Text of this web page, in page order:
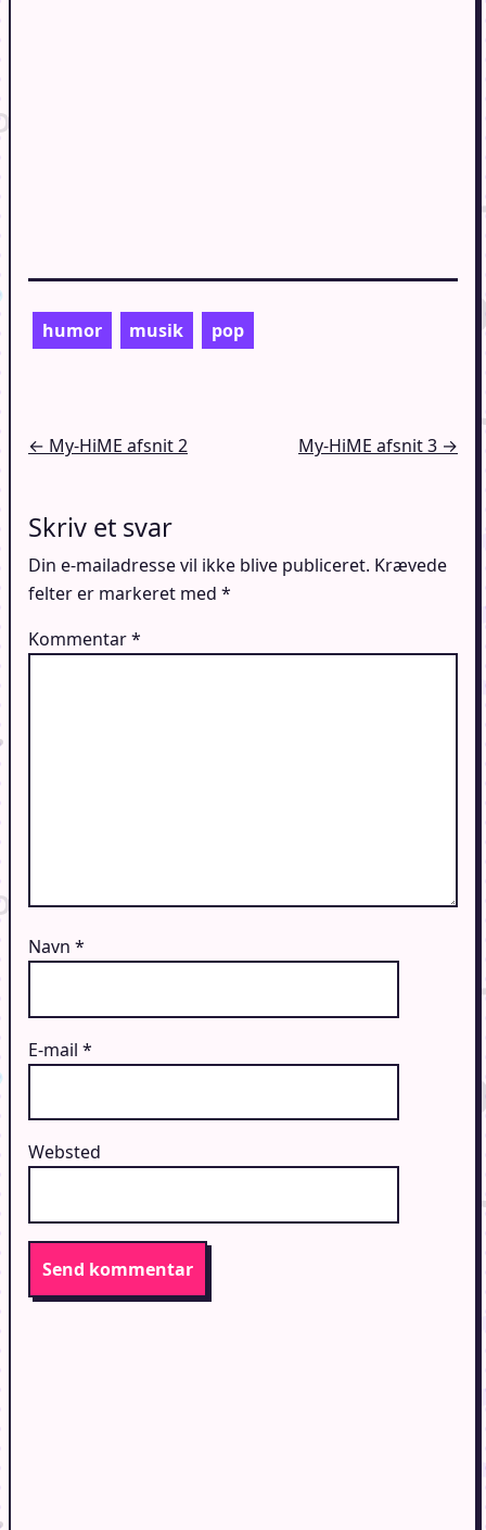
humor musik pop
Indlægsnavigation
← My-HiME afsnit 2 My-HiME afsnit 3 →
Skriv et svar
Din e-mailadresse vil ikke blive publiceret. Krævede
felter er markeret med *
Kommentar*
Navn *
E-mail *
Websted